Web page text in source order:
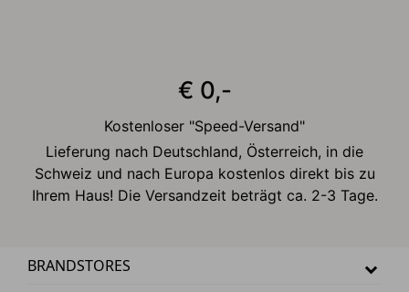
€ 0,-
Kostenloser "Speed-Versand"
Lieferung nach Deutschland, Österreich, in die
Schweiz und nach Europa kostenlos direkt bis zu
Ihrem Haus! Die Versandzeit beträgt ca. 2-3 Tage.
BRANDSTORES